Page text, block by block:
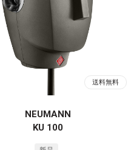
NEUMANN
KU 100